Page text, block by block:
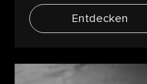
Entdecken